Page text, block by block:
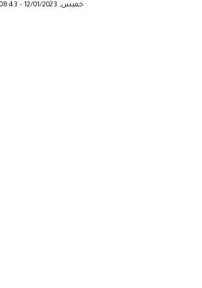
خميس, 12/01/2023 - 08:43